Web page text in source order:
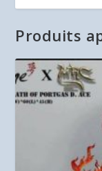
Produits